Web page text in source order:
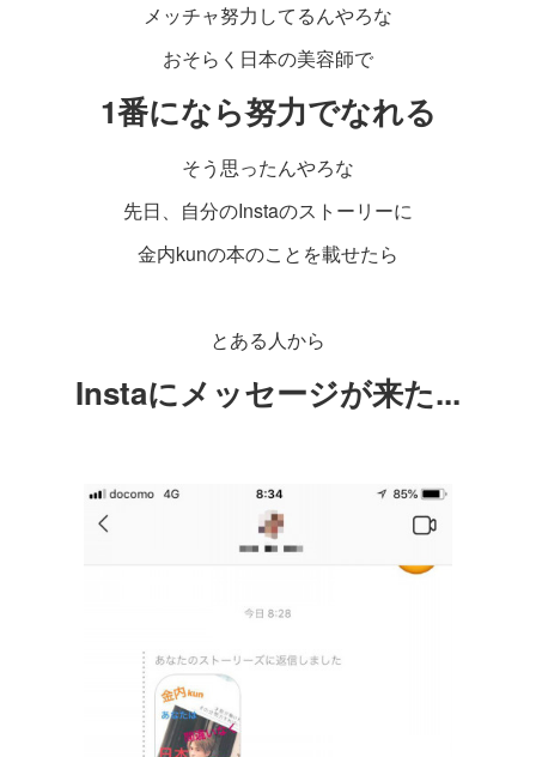
メッチャ努力してるんやろな
おそらく日本の美容師で
1番になら努力でなれる
そう思ったんやろな
先日、自分のInstaのストーリーに
金内kunの本のことを載せたら
とある人から
Instaにメッセージが来た...